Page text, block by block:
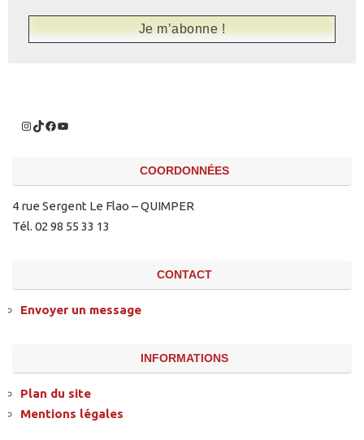
COORDONNÉES
4 rue Sergent Le Flao – QUIMPER
Tél. 02 98 55 33 13
CONTACT
Envoyer un message
INFORMATIONS
Plan du site
Mentions légales